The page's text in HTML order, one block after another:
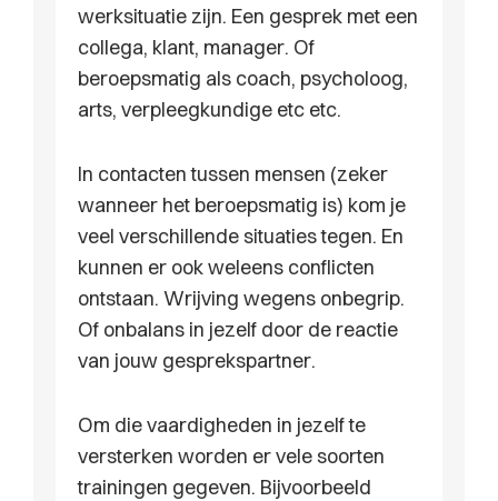
werksituatie zijn. Een gesprek met een
collega, klant, manager. Of
beroepsmatig als coach, psycholoog,
arts, verpleegkundige etc etc.
In contacten tussen mensen (zeker
wanneer het beroepsmatig is) kom je
veel verschillende situaties tegen. En
kunnen er ook weleens conflicten
ontstaan. Wrijving wegens onbegrip.
Of onbalans in jezelf door de reactie
van jouw gesprekspartner.
Om die vaardigheden in jezelf te
versterken worden er vele soorten
trainingen gegeven. Bijvoorbeeld